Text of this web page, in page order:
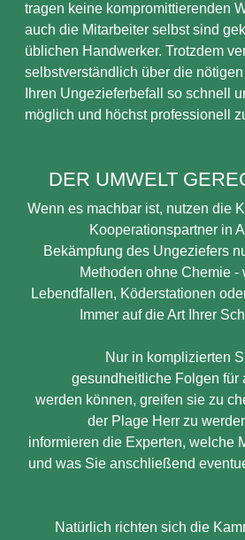
tragen keine kompromittierenden
auch die Mitarbeiter selbst sind
üblichen Handwerker. Trotzdem
selbstverständlich über die
Ihren Ungezieferbefall so schnell
möglich und höchst professionell
DER UMWELT
Wenn es machbar ist, nutzen die
Kooperationspartner in
Bekämpfung des Ungeziefers
Methoden ohne Chemie -
Lebendfallen, Köderstationen
Immer auf die Art Ihrer
Nur in komplizierten
gesundheitliche Folgen für
werden können, greifen sie zu
der Plage Herr zu
informieren die Experten, welche
und was Sie anschließend
Natürlich richten sich die